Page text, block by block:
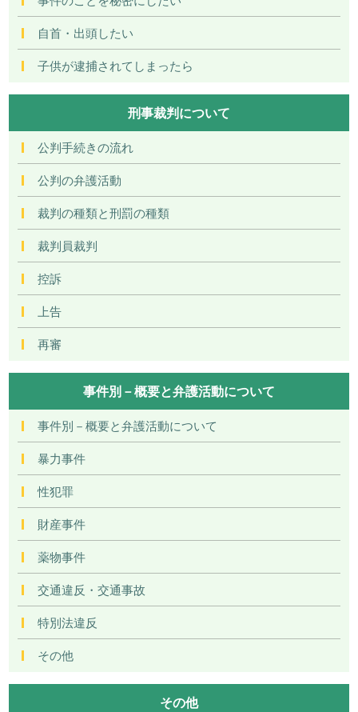
自首・出頭したい
子供が逮捕されてしまったら
刑事裁判について
公判手続きの流れ
公判の弁護活動
裁判の種類と刑罰の種類
裁判員裁判
控訴
上告
再審
事件別－概要と弁護活動について
事件別－概要と弁護活動について
暴力事件
性犯罪
財産事件
薬物事件
交通違反・交通事故
特別法違反
その他
その他